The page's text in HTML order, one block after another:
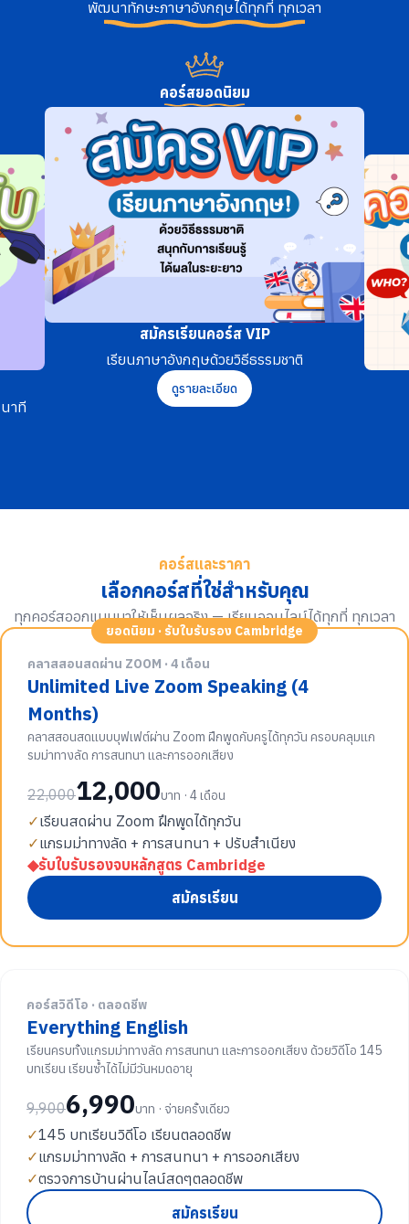
พัฒนาทักษะภาษาอังกฤษได้ทุกที่ ทุกเวลา
าที
คอร์สยอดนิยม
สมัครเรียนคอร์ส VIP
เรียนภาษาอังกฤษด้วยวิธีธรรมชาติ
ดูรายละเอียด
คอร์สและราคา
เลือกคอร์สที่ใช่สำหรับคุณ
ทุกคอร์สออกแบบมาให้เห็นผลจริง — เรียนออนไลน์ได้ทุกที่ ทุกเวลา
ยอดนิยม · รับใบรับรอง Cambridge
คลาสสอนสดผ่าน ZOOM · 4 เดือน
Unlimited Live Zoom Speaking (4
Months)
คลาสสอนสดแบบบุฟเฟต์ผ่าน Zoom ฝึกพูดกับครูได้ทุกวัน ครอบคลุมแก
รมม่าทางลัด การสนทนา และการออกเสียง
22,00012,000บาท · 4 เดือน
✓เรียนสดผ่าน Zoom ฝึกพูดได้ทุกวัน
✓แกรมม่าทางลัด + การสนทนา + ปรับสำเนียง
◆รับใบรับรองจบหลักสูตร Cambridge
สมัครเรียน
คอร์สวิดีโอ · ตลอดชีพ
Everything English
เรียนครบทั้งแกรมม่าทางลัด การสนทนา และการออกเสียง ด้วยวิดีโอ 145
บทเรียน เรียนซ้ำได้ไม่มีวันหมดอายุ
9,9006,990บาท · จ่ายครั้งเดียว
✓145 บทเรียนวิดีโอ เรียนตลอดชีพ
✓แกรมม่าทางลัด + การสนทนา + การออกเสียง
✓ตรวจการบ้านผ่านไลน์สดๆตลอดชีพ
สมัครเรียน